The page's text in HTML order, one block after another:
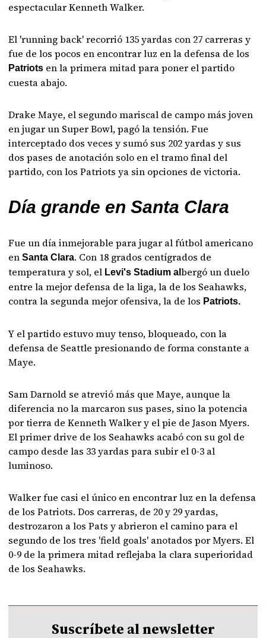
espectacular Kenneth Walker.
El 'running back' recorrió 135 yardas con 27 carreras y
fue de los pocos en encontrar luz en la defensa de los
Patriots en la primera mitad para poner el partido
cuesta abajo.
Drake Maye, el segundo mariscal de campo más joven
en jugar un Super Bowl, pagó la tensión. Fue
interceptado dos veces y sumó sus 202 yardas y sus
dos pases de anotación solo en el tramo final del
partido, con los Patriots ya sin opciones de victoria.
Día grande en Santa Clara
Fue un día inmejorable para jugar al fútbol americano
enSanta Clara. Con 18 grados centígrados de
temperatura y sol, el Levi's Stadium albergó un duelo
entre la mejor defensa de la liga, la de los Seahawks,
contra la segunda mejor ofensiva, la de los Patriots.
Y el partido estuvo muy tenso, bloqueado, con la
defensa de Seattle presionando de forma constante a
Maye.
Sam Darnold se atrevió más que Maye, aunque la
diferencia no la marcaron sus pases, sino la potencia
por tierra de Kenneth Walker y el pie de Jason Myers.
El primer drive de los Seahawks acabó con su gol de
campo desde las 33 yardas para subir el 0-3 al
luminoso.
Walker fue casi el único en encontrar luz en la defensa
de los Patriots. Dos carreras, de 20 y 29 yardas,
destrozaron a los Pats y abrieron el camino para el
segundo de los tres 'field goals' anotados por Myers. El
0-9 de la primera mitad reflejaba la clara superioridad
de los Seahawks.
Suscríbete al newsletter